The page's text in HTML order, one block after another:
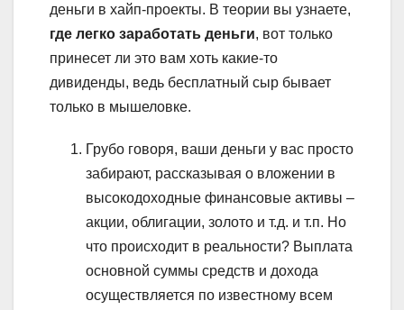
деньги в хайп-проекты. В теории вы узнаете,
где легко заработать деньги, вот только
принесет ли это вам хоть какие-то
дивиденды, ведь бесплатный сыр бывает
только в мышеловке.
Грубо говоря, ваши деньги у вас просто
забирают, рассказывая о вложении в
высокодоходные финансовые активы –
акции, облигации, золото и т.д. и т.п. Но
что происходит в реальности? Выплата
основной суммы средств и дохода
осуществляется по известному всем